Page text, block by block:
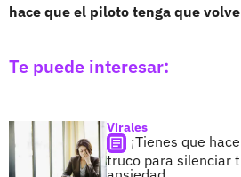
hace que el piloto tenga que
Te puede interesar:
Virales
¡Tienes que
truco para silenciar